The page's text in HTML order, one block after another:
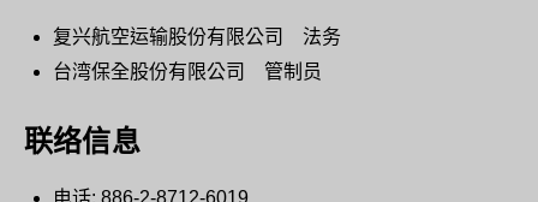
复兴航空运输股份有限公司 法务
台湾保全股份有限公司 管制员
联络信息
电话: 886-2-8712-6019